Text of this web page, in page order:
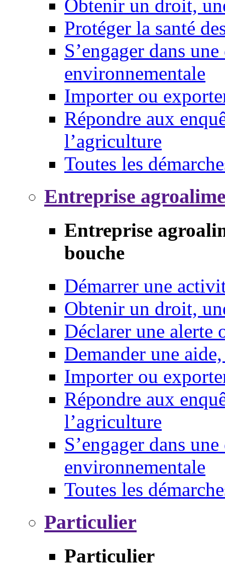
Obtenir un droit,
Protéger la santé
S’engager dans
environnementale
Importer ou
Répondre aux
l’agriculture
Toutes les
Entreprise
Entreprise
bouche
Démarrer une
Obtenir un droit,
Déclarer une alerte
Demander une
Importer ou
Répondre aux
l’agriculture
S’engager dans
environnementale
Toutes les
Particulier
Particulier